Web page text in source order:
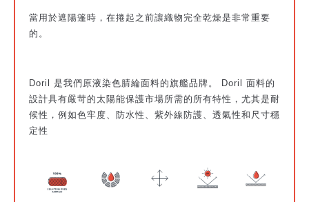
當用於遮陽篷時，在捲起之前讓織物完全乾燥是非常重要
的。
Doril 是我們原液染色腈綸面料的旗艦品牌。 Doril 面料的
設計具有嚴苛的太陽能保護市場所需的所有特性，尤其是耐
候性，例如色牢度、防水性、紫外線防護、透氣性和尺寸穩
定性